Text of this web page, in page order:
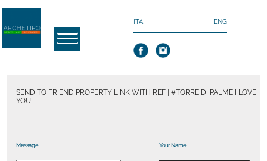
ITA ENG
SEND TO FRIEND PROPERTY LINK WITH REF | #TORRE DI PALME I LOVE
YOU
Message Your Name